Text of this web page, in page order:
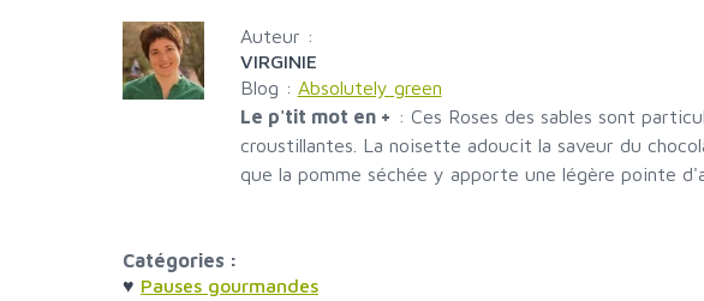
Auteur :
VIRGINIE
Blog : Absolutely green
Le p'tit mot en + : Ces Roses des sables sont
croustillantes. La noisette adoucit la saveur du
que la pomme séchée y apporte une légère pointe
Catégories :
♥ Pauses gourmandes